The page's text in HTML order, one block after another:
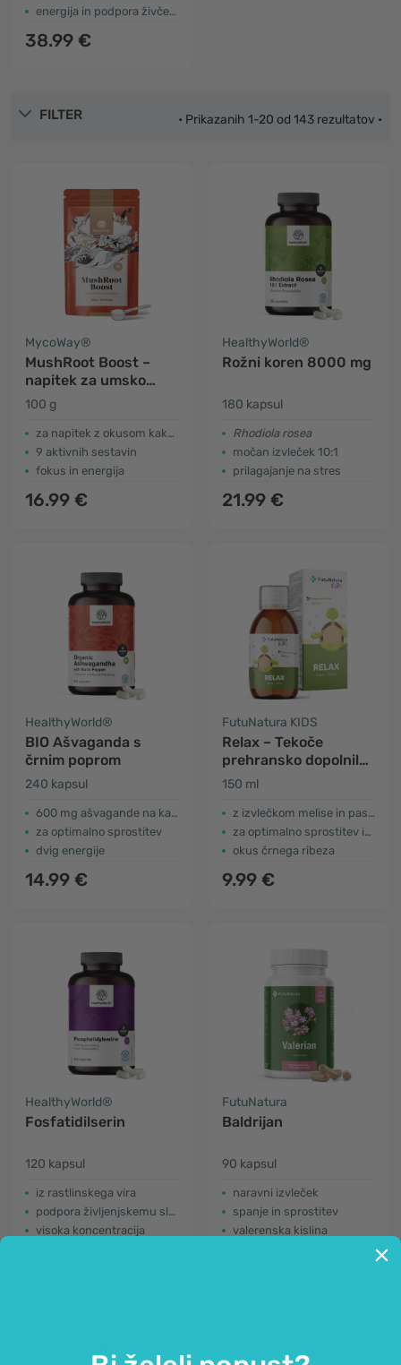
energija in podpora živčevju
38.99 €
FILTER • Prikazanih 1-20 od 143 rezultatov •
MycoWay®
MushRoot Boost –
napitek za umsko
zmogljivost
100 g
za napitek z okusom kakava
9 aktivnih sestavin
fokus in energija
16.99 €
HealthyWorld®
Rožni koren 8000 mg
180 kapsul
Rhodiola rosea
močan izvleček 10:1
prilagajanje na stres
21.99 €
HealthyWorld®
BIO Ašvaganda s
črnim poprom
240 kapsul
600 mg ašvagande na kapsulo
za optimalno sprostitev
dvig energije
14.99 €
FutuNatura KIDS
Relax – Tekoče
prehransko dopolnilo
za otroke za
150 ml
z izvlečkom melise in pasijonke
za optimalno sprostitev in spanec
okus črnega ribeza
9.99 €
HealthyWorld®
Fosfatidilserin
120 kapsul
iz rastlinskega vira
podpora življenjskemu slogu
visoka koncentracija
FutuNatura
Baldrijan
90 kapsul
naravni izvleček
spanje in sprostitev
valerenska kislina